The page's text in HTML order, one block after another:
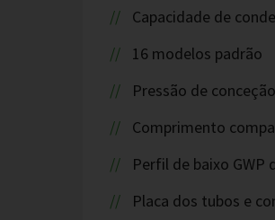
Capacidade de
16 modelos padrão
Pressão de
Comprimento
Perfil de baixo GWP
Placa dos tubos e